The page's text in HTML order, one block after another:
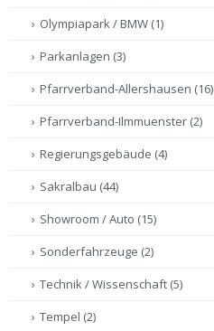
Olympiapark / BMW (1)
Parkanlagen (3)
Pfarrverband-Allershausen (16)
Pfarrverband-Ilmmuenster (2)
Regierungsgebäude (4)
Sakralbau (44)
Showroom / Auto (15)
Sonderfahrzeuge (2)
Technik / Wissenschaft (5)
Tempel (2)